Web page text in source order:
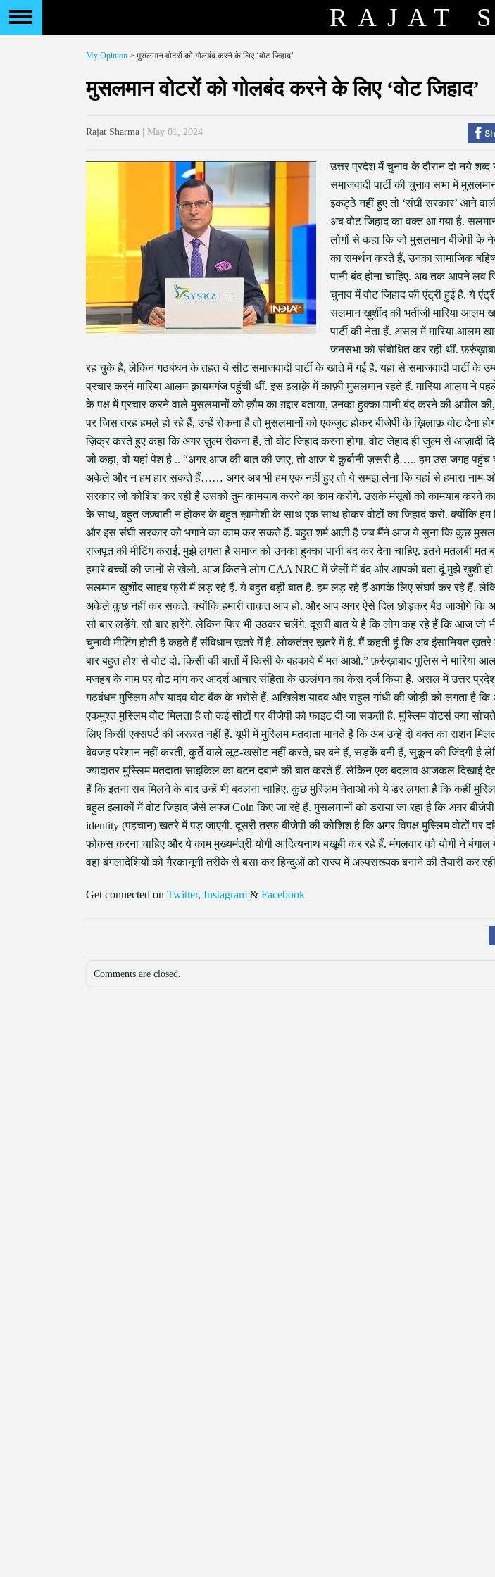
RAJAT
My Opinion > मुसलमान वोटरों को गोलबंद करने के लिए ‘वोट जिहाद’
मुसलमान वोटरों को गोलबंद करने के लिए ‘वोट जिहाद’
Rajat Sharma | May 01, 2024
उत्तर प्रदेश में चुनाव के दौरान दो नये शब्द
समाजवादी पार्टी की चुनाव सभा में
इकट्ठे नहीं हुए तो ‘संघी सरकार’ आने
अब वोट जिहाद का वक्त आ गया है.
लोगों से कहा कि जो मुसलमान बीजेपी के
का समर्थन करते हैं, उनका सामाजिक
पानी बंद होना चाहिए. अब तक आपने लव
चुनाव में वोट जिहाद की एंट्री हुई है. ये
सलमान ख़ुर्शीद की भतीजी मारिया आलम
पार्टी की नेता हैं. असल में मारिया आलम
जनसभा को संबोधित कर रही थीं.
रह चुके हैं, लेकिन गठबंधन के तहत ये सीट समाजवादी पार्टी के खाते में गई है. यहां से समाजवादी पार्टी के
प्रचार करने मारिया आलम क़ायमगंज पहुंची थीं. इस इलाक़े में काफ़ी मुसलमान रहते हैं. मारिया आलम ने
के पक्ष में प्रचार करने वाले मुसलमानों को क़ौम का ग़द्दार बताया, उनका हुक्का पानी बंद करने की अपील
पर जिस तरह हमले हो रहे हैं, उन्हें रोकना है तो मुसलमानों को एकजुट होकर बीजेपी के ख़िलाफ़ वोट देना
ज़िक्र करते हुए कहा कि अगर ज़ुल्म रोकना है, तो वोट जिहाद करना होगा, वोट जेहाद ही जुल्म से आज़ादी
जो कहा, वो यहां पेश है .. “अगर आज की बात की जाए, तो आज ये क़ुर्बानी ज़रूरी है….. हम उस जगह
अकेले और न हम हार सकते हैं…… अगर अब भी हम एक नहीं हुए तो ये समझ लेना कि यहां से हमारा नाम-
सरकार जो कोशिश कर रही है उसको तुम कामयाब करने का काम करोगे. उसके मंसूबों को कामयाब करने
के साथ, बहुत जज़्बाती न होकर के बहुत ख़ामोशी के साथ एक साथ होकर वोटों का जिहाद करो. क्योंकि हम
और इस संघी सरकार को भगाने का काम कर सकते हैं. बहुत शर्म आती है जब मैंने आज ये सुना कि कुछ
राजपूत की मीटिंग कराई. मुझे लगता है समाज को उनका हुक्का पानी बंद कर देना चाहिए. इतने मतलबी मत
हमारे बच्चों की जानों से खेलो. आज कितने लोग CAA NRC में जेलों में बंद और आपको बता दूं मुझे ख़ुशी
सलमान ख़ुर्शीद साहब फ्री में लड़ रहे हैं. ये बहुत बड़ी बात है. हम लड़ रहे हैं आपके लिए संघर्ष कर रहे हैं.
अकेले कुछ नहीं कर सकते. क्योंकि हमारी ताक़त आप हो. और आप अगर ऐसे दिल छोड़कर बैठ जाओगे कि अब
सौ बार लड़ेंगे. सौ बार हारेंगे. लेकिन फिर भी उठकर चलेंगे. दूसरी बात ये है कि लोग कह रहे हैं कि आज जो
चुनावी मीटिंग होती है कहते हैं संविधान ख़तरे में है. लोकतंत्र ख़तरे में है. मैं कहती हूं कि अब इंसानियत
बार बहुत होश से वोट दो. किसी की बातों में किसी के बहकावे में मत आओ.” फ़र्रुख़ाबाद पुलिस ने मारिया
मजहब के नाम पर वोट मांग कर आदर्श आचार संहिता के उल्लंघन का केस दर्ज किया है. असल में उत्तर प्रदेश
गठबंधन मुस्लिम और यादव वोट बैंक के भरोसे हैं. अखिलेश यादव और राहुल गांधी की जोड़ी को लगता है कि
एकमुश्त मुस्लिम वोट मिलता है तो कई सीटों पर बीजेपी को फाइट दी जा सकती है. मुस्लिम वोटर्स क्या
लिए किसी एक्सपर्ट की जरूरत नहीं हैं. यूपी में मुस्लिम मतदाता मानते हैं कि अब उन्हें दो वक्त का राशन
बेवजह परेशान नहीं करती, कुर्ते वाले लूट-खसोट नहीं करते, घर बने हैं, सड़कें बनी हैं, सुकून की जिंदगी है
ज्यादातर मुस्लिम मतदाता साइकिल का बटन दबाने की बात करते हैं. लेकिन एक बदलाव आजकल दिखाई
हैं कि इतना सब मिलने के बाद उन्हें भी बदलना चाहिए. कुछ मुस्लिम नेताओं को ये डर लगता है कि कहीं
बहुल इलाकों में वोट जिहाद जैसे लफ्ज Coin किए जा रहे हैं. मुसलमानों को डराया जा रहा है कि अगर
identity (पहचान) खतरे में पड़ जाएगी. दूसरी तरफ बीजेपी की कोशिश है कि अगर विपक्ष मुस्लिम वोटों पर
फोकस करना चाहिए और ये काम मुख्यमंत्री योगी आदित्यनाथ बखूबी कर रहे हैं. मंगलवार को योगी ने बंगाल
वहां बंगलादेशियों को गैरकानूनी तरीके से बसा कर हिन्दुओं को राज्य में अल्पसंख्यक बनाने की तैयारी कर
Get connected on Twitter, Instagram & Facebook
Comments are closed.